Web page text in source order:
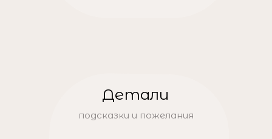
подсказки и пожелания
Детали